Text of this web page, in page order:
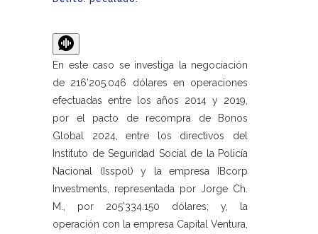
En este caso se investiga la negociación
de 216’205.046 dólares en operaciones
efectuadas entre los años 2014 y 2019,
por el pacto de recompra de Bonos
Global 2024, entre los directivos del
Instituto de Seguridad Social de la Policía
Nacional (Isspol) y la empresa IBcorp
Investments, representada por Jorge Ch.
M., por 205’334.150 dólares; y, la
operación con la empresa Capital Ventura,